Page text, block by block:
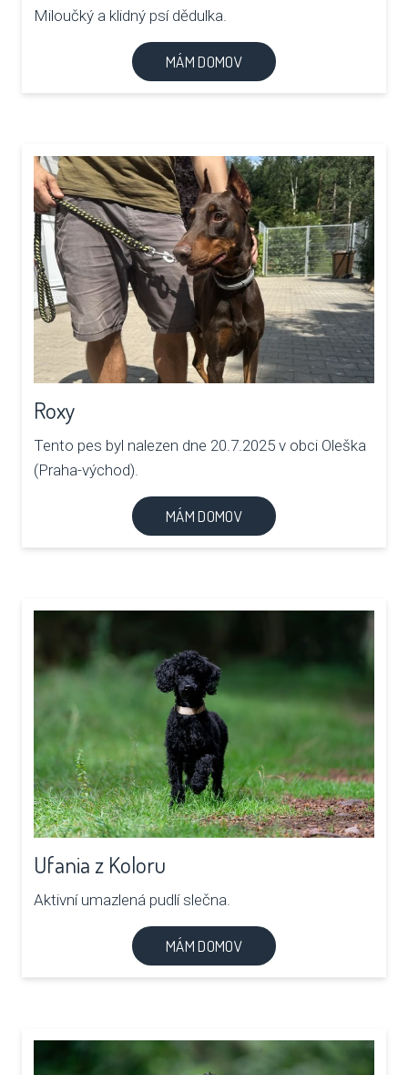
Miloučký a klidný psí dědulka.
MÁM DOMOV
Roxy
Tento pes byl nalezen dne 20.7.2025 v obci Oleška
(Praha-východ).
MÁM DOMOV
Ufania z Koloru
Aktivní umazlená pudlí slečna.
MÁM DOMOV